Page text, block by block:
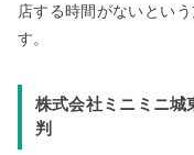
店する時間がないとい
す。
株式会社ミニミニ城
判